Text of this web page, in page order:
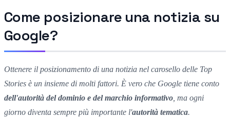
Come posizionare una notizia su
Google?
Ottenere il posizionamento di una notizia nel carosello delle Top
Stories è un insieme di molti fattori. È vero che Google tiene conto
dell'autorità del dominio e del marchio informativo , ma ogni
giorno diventa sempre più importante l'autorità tematica.